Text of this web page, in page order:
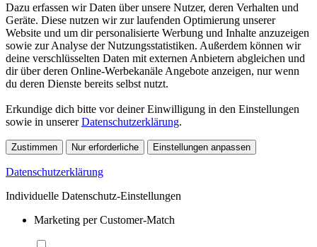
Dazu erfassen wir Daten über unsere Nutzer, deren Verhalten und
Geräte. Diese nutzen wir zur laufenden Optimierung unserer
Website und um dir personalisierte Werbung und Inhalte anzuzeigen
sowie zur Analyse der Nutzungsstatistiken. Außerdem können wir
deine verschlüsselten Daten mit externen Anbietern abgleichen und
dir über deren Online-Werbekanäle Angebote anzeigen, nur wenn
du deren Dienste bereits selbst nutzt.
Erkundige dich bitte vor deiner Einwilligung in den Einstellungen
sowie in unsererDatenschutzerklärung.
Zustimmen Nur erforderliche Einstellungen anpassen
Datenschutzerklärung
Individuelle Datenschutz-Einstellungen
Marketing per Customer-Match